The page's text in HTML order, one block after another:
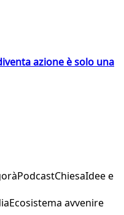
azione è solo una
PodcastChiesaIdee e
Ecosistema avvenire